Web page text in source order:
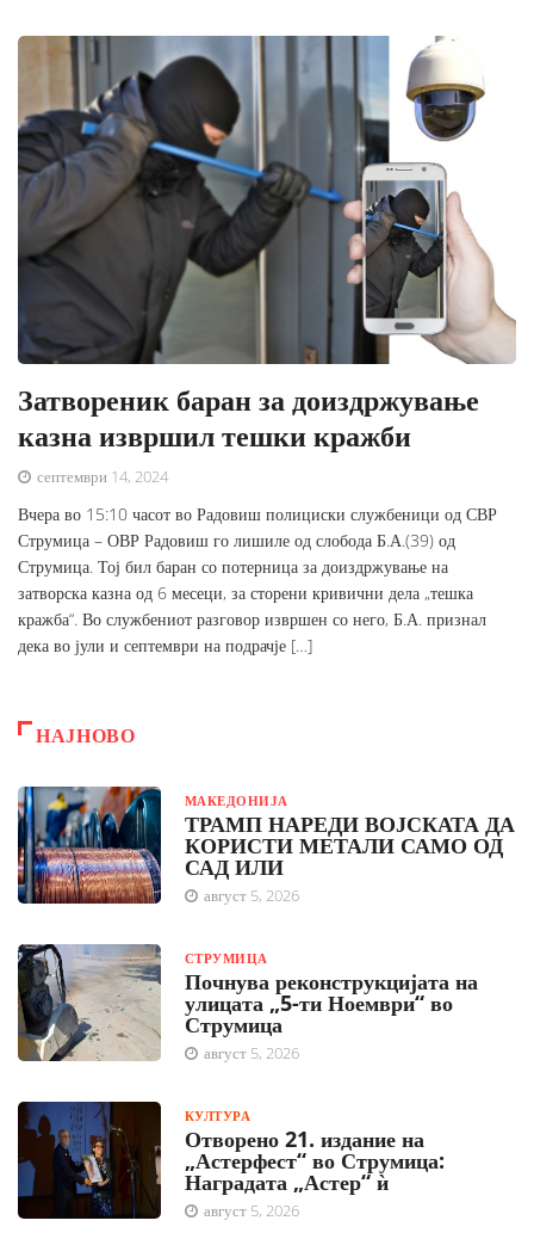
Затвореник баран за доиздржување
казна извршил тешки кражби
септември 14, 2024
Вчера во 15:10 часот во Радовиш полициски службеници од СВР
Струмица – ОВР Радовиш го лишиле од слобода Б.А.(39) од
Струмица. Тој бил баран со потерница за доиздржување на
затворска казна од 6 месеци, за сторени кривични дела „тешка
кражба“. Во службениот разговор извршен со него, Б.А. признал
дека во јули и септември на подрачје […]
НАЈНОВО
МАКЕДОНИЈА
ТРАМП НАРЕДИ ВОЈСКАТА ДА
КОРИСТИ МЕТАЛИ САМО ОД
САД ИЛИ
август 5, 2026
СТРУМИЦА
Почнува реконструкцијата на
улицата „5-ти Ноември“ во
Струмица
август 5, 2026
КУЛТУРА
Отворено 21. издание на
„Астерфест“ во Струмица:
Наградата „Астер“ ѝ
август 5, 2026